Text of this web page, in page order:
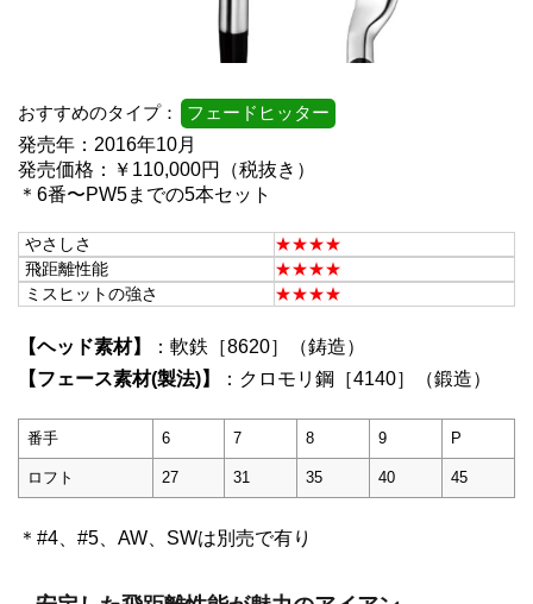
おすすめのタイプ：
フェードヒッター
発売年：2016年10月
発売価格：￥110,000円（税抜き）
＊6番〜PW5までの5本セット
やさしさ
★★★★
飛距離性能
★★★★
ミスヒットの強さ
★★★★
【ヘッド素材】
：軟鉄［8620］（鋳造）
【フェース素材(製法)】
：クロモリ鋼［4140］（鍛造）
番手 6 7 8 9 P
ロフト 27 31 35 40 45
＊#4、#5、AW、SWは別売で有り